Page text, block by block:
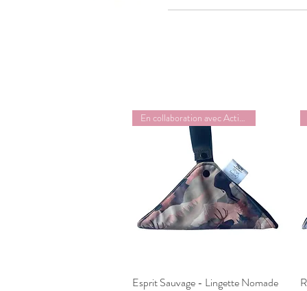
Aperçu rapide
En collaboration avec ActivMom
Esprit Sauvage - Lingette Nomade